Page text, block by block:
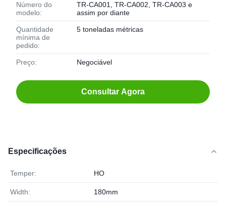
Número do
modelo:
TR-CA001, TR-CA002, TR-CA003 e
assim por diante
Quantidade
mínima de
pedido:
5 toneladas métricas
Preço: Negociável
Consultar Agora
Especificações
Temper: HO
Width: 180mm